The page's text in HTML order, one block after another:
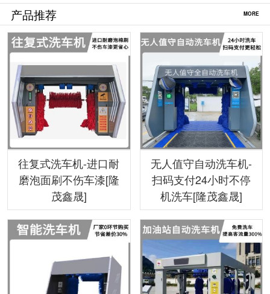
产品推荐 MORE
往复式洗车机-进口耐
磨泡面刷不伤车漆[隆
茂鑫晟]
无人值守自动洗车机-
扫码支付24小时不停
机洗车[隆茂鑫晟]